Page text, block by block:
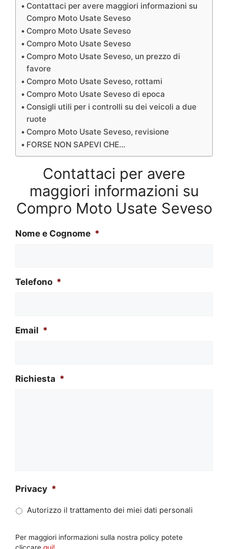
Contattaci per avere maggiori informazioni su
Compro Moto Usate Seveso
Compro Moto Usate Seveso
Compro Moto Usate Seveso
Compro Moto Usate Seveso, un prezzo di
favore
Compro Moto Usate Seveso, rottami
Compro Moto Usate Seveso di epoca
Consigli utili per i controlli su dei veicoli a due
ruote
Compro Moto Usate Seveso, revisione
FORSE NON SAPEVI CHE…
Contattaci per avere
maggiori informazioni su
Compro Moto Usate Seveso
Nome e Cognome *
Telefono *
Email *
Richiesta *
Privacy *
Autorizzo il trattamento dei miei dati personali
Per maggiori informazioni sulla nostra policy potete
cliccare qui!